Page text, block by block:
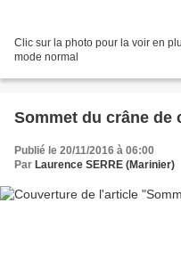
Clic sur la photo pour la voir en
mode normal
Sommet du crâne de
Publié le 20/11/2016 à 06:00
Par Laurence SERRE (Marinier)